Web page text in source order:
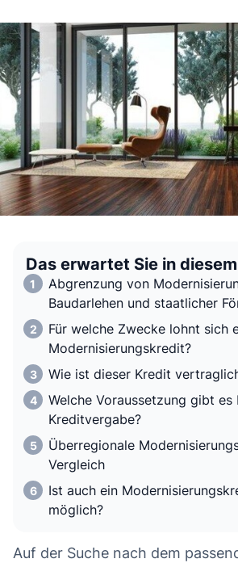
Das erwartet Sie in
Abgrenzung von
Baudarlehen und staatlicher
Für welche Zwecke lohnt sich
Modernisierungskredit?
Wie ist dieser Kredit
Welche Voraussetzung gibt es
Kreditvergabe?
Überregionale
Vergleich
Ist auch ein
möglich?
Auf der Suche nach dem